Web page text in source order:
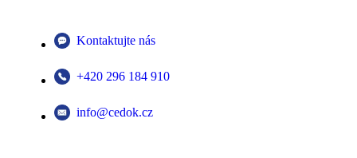
Kontaktujte nás
+420 296 184 910
info@cedok.cz